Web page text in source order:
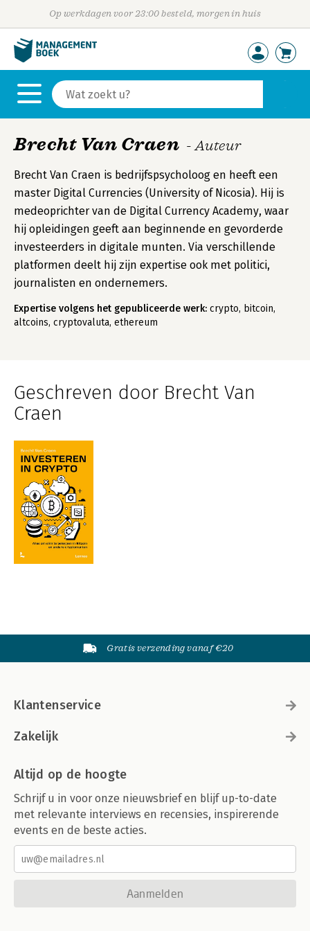
Op werkdagen voor 23:00 besteld, morgen in huis
Brecht Van Craen - Auteur
Brecht Van Craen is bedrijfspsycholoog en heeft een
master Digital Currencies (University of Nicosia). Hij is
medeoprichter van de Digital Currency Academy, waar
hij opleidingen geeft aan beginnende en gevorderde
investeerders in digitale munten. Via verschillende
platformen deelt hij zijn expertise ook met politici,
journalisten en ondernemers.
Expertise volgens het gepubliceerde werk: crypto, bitcoin,
altcoins, cryptovaluta, ethereum
Geschreven door Brecht Van
Craen
Gratis verzending vanaf €20
Klantenservice
Zakelijk
Altijd op de hoogte
Schrijf u in voor onze nieuwsbrief en blijf up-to-date
met relevante interviews en recensies, inspirerende
events en de beste acties.
Aanmelden